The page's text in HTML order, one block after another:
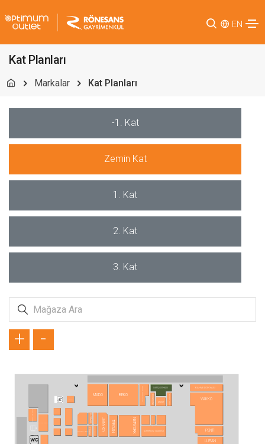
EN
Kat Planları
Markalar Kat Planları
-1. Kat
Zemin Kat
1. Kat
2. Kat
3. Kat
ALTINYILDIZ CLASSICS
ATASAY
BEKO
BLUE DIAMOND
FLORMAR
KAHVE DÜNYASI
KOÇAK GOLD
KVK STORE
LUFIAN
MADO
NETWORK PENTİ
SİMİTÇİ DÜNYASI
TERGAN
TÖMBEKİ
VAKKO
VODAFONE ZÜMRÜT GOLD
TÜRK TELEKOM
JIMMY KEY
OTTICO OPTİK LENS
+ -